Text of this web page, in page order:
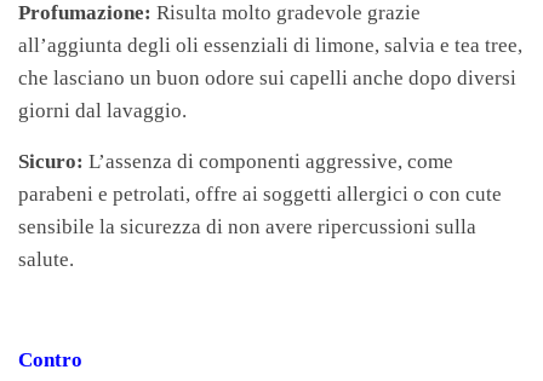
Profumazione: Risulta molto gradevole grazie
all’aggiunta degli oli essenziali di limone, salvia e tea tree,
che lasciano un buon odore sui capelli anche dopo diversi
giorni dal lavaggio.
Sicuro: L’assenza di componenti aggressive, come
parabeni e petrolati, offre ai soggetti allergici o con cute
sensibile la sicurezza di non avere ripercussioni sulla
salute.
Contro